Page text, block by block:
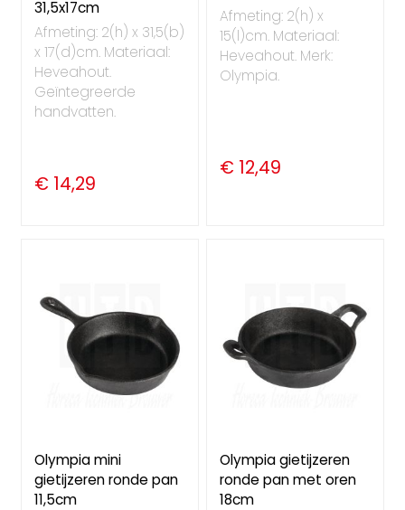
31,5x17cm
Afmeting: 2(h) x 31,5(b)
x 17(d)cm. Materiaal:
Heveahout.
Geïntegreerde
handvatten.
€ 14,29
Afmeting: 2(h) x
15(l)cm. Materiaal:
Heveahout. Merk:
Olympia.
€ 12,49
Olympia mini
gietijzeren ronde pan
11,5cm
Olympia gietijzeren
ronde pan met oren
18cm